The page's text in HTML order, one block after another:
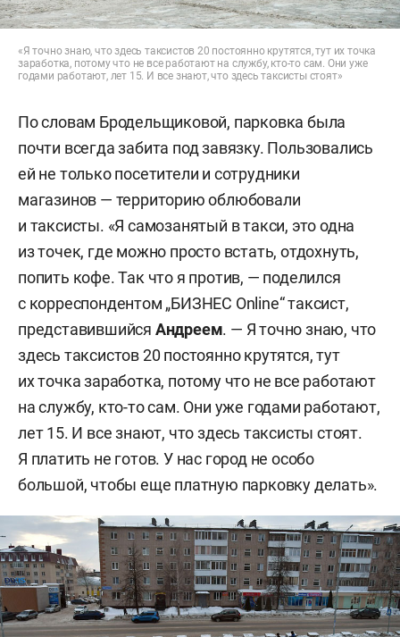
«Я точно знаю, что здесь таксистов 20 постоянно крутятся, тут их точка
заработка, потому что не все работают на службу, кто-то сам. Они уже
годами работают, лет 15. И все знают, что здесь таксисты стоят»
По словам Бродельщиковой, парковка была
почти всегда забита под завязку. Пользовались
ей не только посетители и сотрудники
магазинов — территорию облюбовали
и таксисты. «Я самозанятый в такси, это одна
из точек, где можно просто встать, отдохнуть,
попить кофе. Так что я против, — поделился
с корреспондентом „БИЗНЕС Online“ таксист,
представившийся Андреем. — Я точно знаю, что
здесь таксистов 20 постоянно крутятся, тут
их точка заработка, потому что не все работают
на службу, кто-то сам. Они уже годами работают,
лет 15. И все знают, что здесь таксисты стоят.
Я платить не готов. У нас город не особо
большой, чтобы еще платную парковку делать».